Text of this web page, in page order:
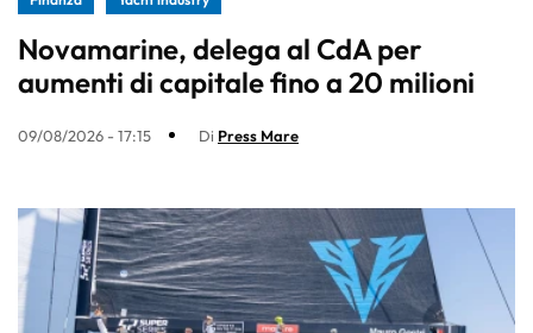
Novamarine, delega al CdA per
aumenti di capitale fino a 20 milioni
09/08/2026 - 17:15 Di Press Mare